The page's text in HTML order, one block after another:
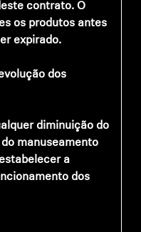
contrato. O
os produtos antes
expirado.
dos
diminuição do
manuseamento
a
dos